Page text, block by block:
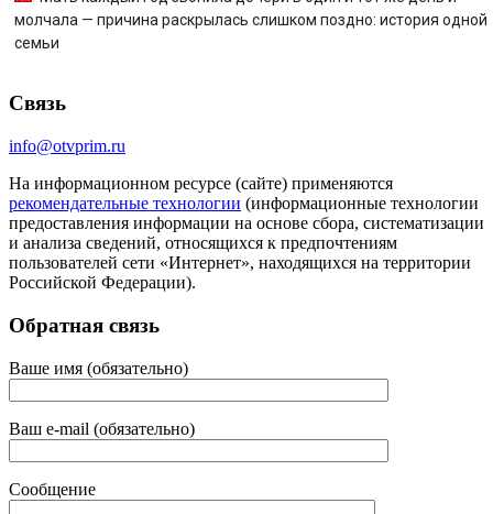
молчала — причина раскрылась слишком поздно: история одной
семьи
Связь
info@otvprim.ru
На информационном ресурсе (сайте) применяются
рекомендательные технологии (информационные технологии
предоставления информации на основе сбора, систематизации
и анализа сведений, относящихся к предпочтениям
пользователей сети «Интернет», находящихся на территории
Российской Федерации).
Обратная связь
Ваше имя (обязательно)
Ваш e-mail (обязательно)
Сообщение